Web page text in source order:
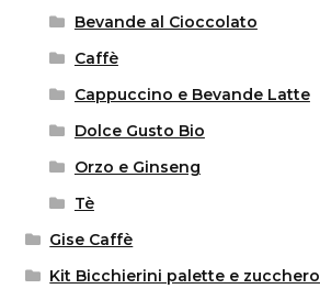
Bevande al Cioccolato
Caffè
Cappuccino e Bevande Latte
Dolce Gusto Bio
Orzo e Ginseng
Tè
Gise Caffè
Kit Bicchierini palette e zucchero